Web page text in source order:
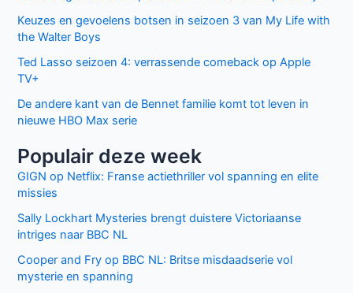
Keuzes en gevoelens botsen in seizoen 3 van My Life with
the Walter Boys
Ted Lasso seizoen 4: verrassende comeback op Apple
TV+
De andere kant van de Bennet familie komt tot leven in
nieuwe HBO Max serie
Populair deze week
GIGN op Netflix: Franse actiethriller vol spanning en elite
missies
Sally Lockhart Mysteries brengt duistere Victoriaanse
intriges naar BBC NL
Cooper and Fry op BBC NL: Britse misdaadserie vol
mysterie en spanning